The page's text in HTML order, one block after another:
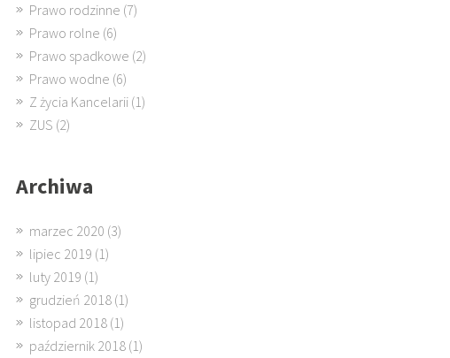
Prawo rodzinne (7)
Prawo rolne (6)
Prawo spadkowe (2)
Prawo wodne (6)
Z życia Kancelarii (1)
ZUS (2)
Archiwa
marzec 2020 (3)
lipiec 2019 (1)
luty 2019 (1)
grudzień 2018 (1)
listopad 2018 (1)
październik 2018 (1)